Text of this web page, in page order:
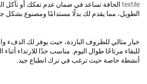
textile الحافة تساعد في ضمان عدم تفكك أو تآكل
الطويل، مما يقدم لك بدلًا مستدامًا ومصنوع بشكل
خيار مثالي للظروف الباردة، حيث يوفر لك الدفء
للبقاء مرتاحًا طوال اليوم. مناسب جدًا للارتداء
أنشطة خاصة حيث ترغب في ترك انطباع جيد.